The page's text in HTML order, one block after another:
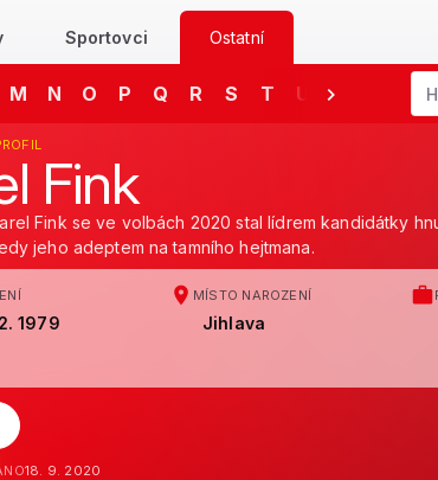
Sportovci Ostatní
M N O P Q R S T U V
Fink
Fink se ve volbách 2020 stal lídrem kandidátky
jeho adeptem na tamního hejtmana.
1979
MÍSTO NAROZENÍ
Jihlava
18. 9. 2020